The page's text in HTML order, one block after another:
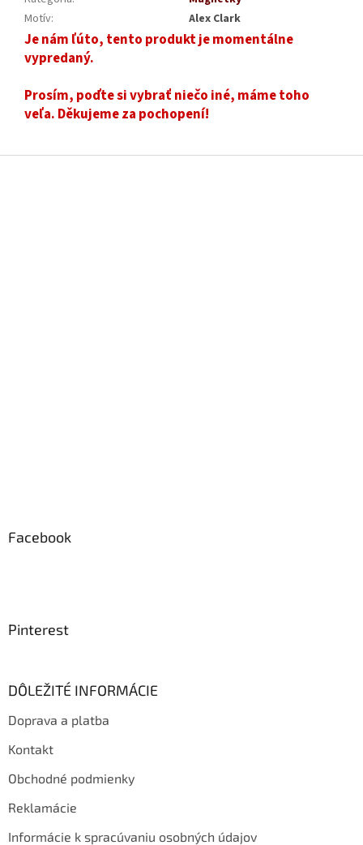
Motív: Alex Clark
Je nám ľúto, tento produkt je momentálne
vypredaný.
Prosím, poďte si vybrať niečo iné, máme toho
veľa. Děkujeme za pochopení!
Facebook
Pinterest
DÔLEŽITÉ INFORMÁCIE
Doprava a platba
Kontakt
Obchodné podmienky
Reklamácie
Informácie k spracúvaniu osobných údajov